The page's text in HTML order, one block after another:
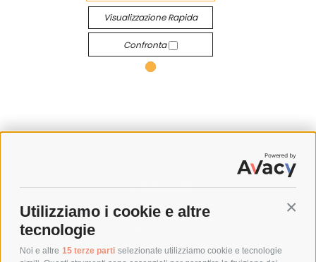
Utilizziamo i cookie e altre
tecnologie
Noi e altre 15 terze parti selezionate utilizziamo cookie e tecnologie
Visualizzazione Rapida
Confronta
SPEDIZIONI
COSTI DI SPEDIZIONE
POLITICA DI RESO